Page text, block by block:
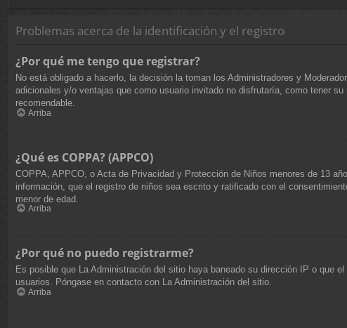
Problemas acerca de la identificación y el registro
¿Por qué me tengo que registrar?
No está obligado a hacerlo, la decisión la toman los Administradores y
adicionales y/o ventajas que como usuario invitado no disfrutaría, como tener
recomendable.
Arriba
¿Qué es COPPA? (APPCO)
COPPA, APPCO, o Acta de Privacidad y Protección de Niños menores de 13
información, que el registro de niños sea escrito y ratificado con el
menor de edad.
Arriba
¿Por qué no puedo registrarme?
Es posible que La Administración del sitio haya baneado su dirección IP o que
usuarios. Póngase en contacto con La Administración del sitio.
Arriba